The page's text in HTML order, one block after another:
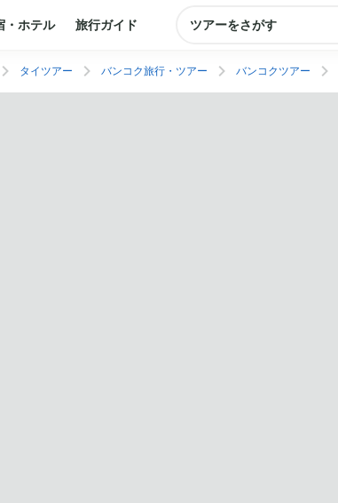
・ホテル 旅行ガイド ツアーをさがす
タイツアー バンコク旅行・ツアー バンコクツアー